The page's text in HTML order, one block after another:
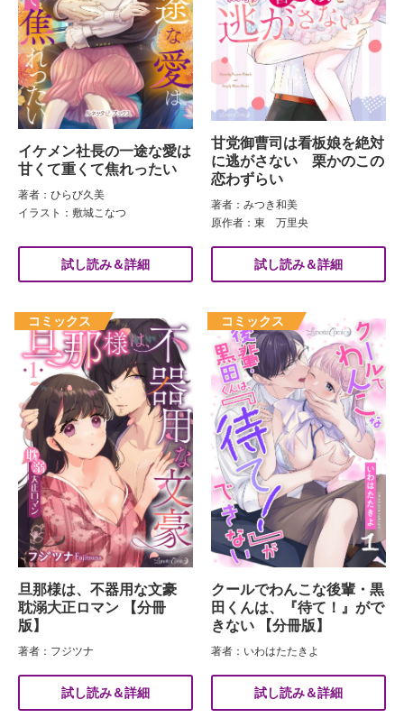
イケメン社長の一途な愛は
甘くて重くて焦れったい
著者：ひらび久美
イラスト：敷城こなつ
試し読み＆詳細
甘党御曹司は看板娘を絶対
に逃がさない 栗かのこの
恋わずらい
著者：みつき和美
原作者：東 万里央
試し読み＆詳細
旦那様は、不器用な文豪
耽溺大正ロマン 【分冊
版】
著者：フジツナ
試し読み＆詳細
クールでわんこな後輩・黒
田くんは、『待て！』がで
きない 【分冊版】
著者：いわはたたきよ
試し読み＆詳細